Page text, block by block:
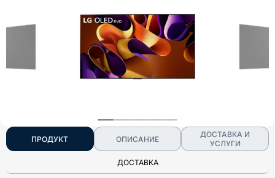
ПРОДУКТ ОПИСАНИЕ
ДОСТАВКА И
УСЛУГИ
ДОСТАВКА